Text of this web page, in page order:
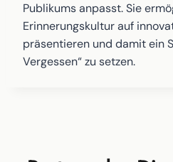
Publikums anpasst. Sie
Erinnerungskultur auf
präsentieren und damit ein
Vergessen“ zu setzen.